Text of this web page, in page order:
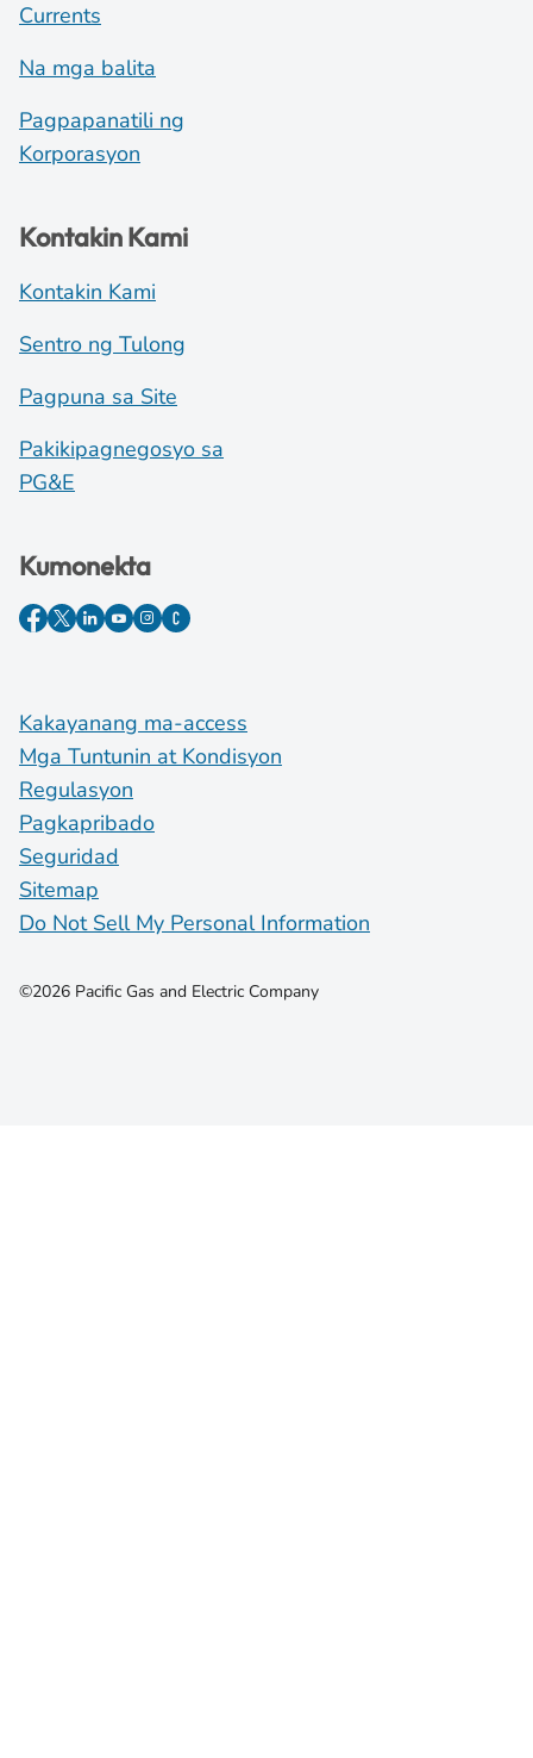
Currents
Na mga balita
Pagpapanatili ng
Korporasyon
Kontakin Kami
Kontakin Kami
Sentro ng Tulong
Pagpuna sa Site
Pakikipagnegosyo sa
PG&E
Kumonekta
Kakayanang ma-access
Mga Tuntunin at Kondisyon
Regulasyon
Pagkapribado
Seguridad
Sitemap
Do Not Sell My Personal Information
©2026 Pacific Gas and Electric Company